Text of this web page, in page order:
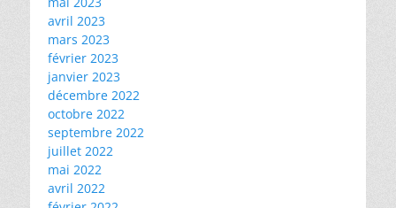
avril 2023
mars 2023
février 2023
janvier 2023
décembre 2022
octobre 2022
septembre 2022
juillet 2022
mai 2022
avril 2022